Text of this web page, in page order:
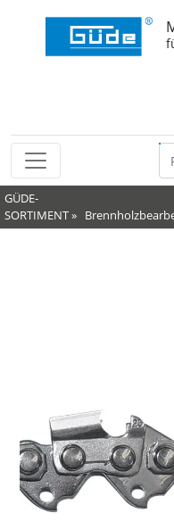
GÜDE-
SORTIMENT»